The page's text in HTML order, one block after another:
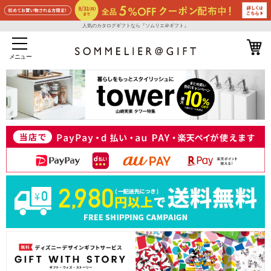
人気のカタログギフトなら『ソムリエ＠ギフト』
メニュー